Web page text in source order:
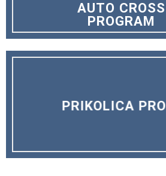
AUTO CROSS
PROGRAM
PRIKOLICA